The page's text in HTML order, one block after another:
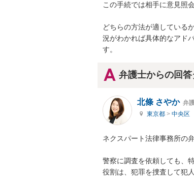
この手続では相手に意見照
どちらの方法が適している
況がわかれば具体的なアド
す。
弁護士からの回
北條 さやか 弁
東京都 > 中央区
ネクスパート法律事務所の
警察に調査を依頼しても、
役割は、犯罪を捜査して犯